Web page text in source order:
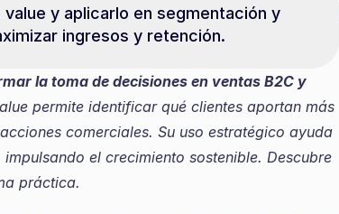
y aplicarlo en segmentación y
ingresos y retención.
la toma de decisiones en ventas B2C y
permite identificar qué clientes aportan más
comerciales. Su uso estratégico ayuda
el crecimiento sostenible. Descubre
práctica.